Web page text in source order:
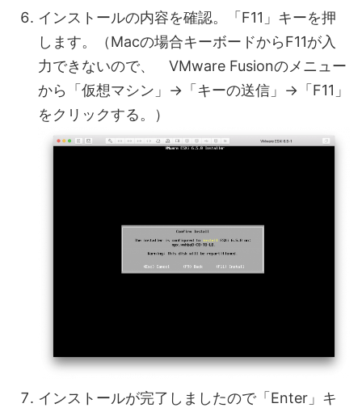
インストールの内容を確認。「F11」キーを押
します。（Macの場合キーボードからF11が入
力できないので、 VMware Fusionのメニュー
から「仮想マシン」→「キーの送信」→「F11」
をクリックする。）
インストールが完了しましたので「Enter」キ